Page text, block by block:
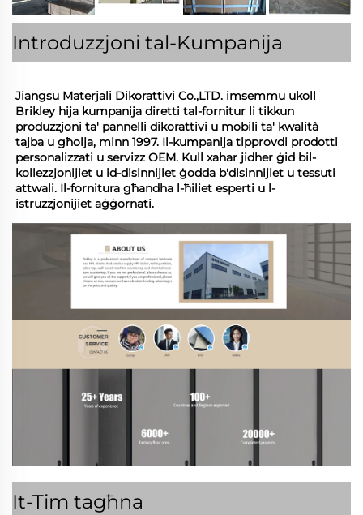
Introduzzjoni tal-Kumpanija
Jiangsu Materjali Dikorattivi Co.,LTD. imsemmu ukoll
Brikley hija kumpanija diretti tal-fornitur li tikkun
produzzjoni ta' pannelli dikorattivi u mobili ta' kwalità
tajba u għolja, minn 1997. Il-kumpanija tipprovdi prodotti
personalizzati u servizz OEM. Kull xahar jidher ġid bil-
kollezzjonijiet u id-disinnijiet ġodda b'disinnijiet u tessuti
attwali. Il-fornitura għandha l-ħiliet esperti u l-
istruzzjonijiet aġġornati.
It-Tim tagħna